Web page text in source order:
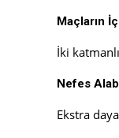
Maçların
İki
Nefes
Ekstra